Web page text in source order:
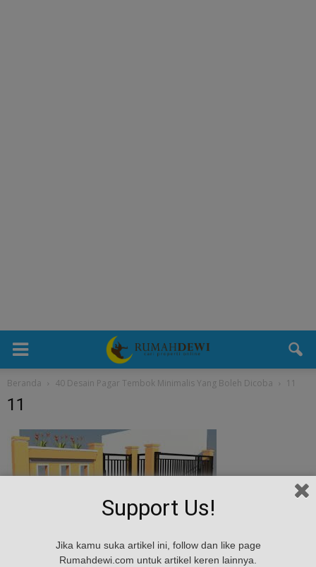
Beranda 40 Desain Pagar Tembok Minimalis Yang Boleh Dicoba 11
11
Support Us!
Jika kamu suka artikel ini, follow dan like page
Rumahdewi.com untuk artikel keren lainnya.